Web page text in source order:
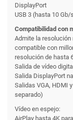
DisplayPort
USB 3 (hasta 10 Gb/
Compatibilidad con
Admite la resolución
compatible con
resolución de hasta
Salida de vídeo
Salida DisplayPort
Salidas VGA, HDMI
separado)
Vídeo en espejo:
AirPlay hasta 4K